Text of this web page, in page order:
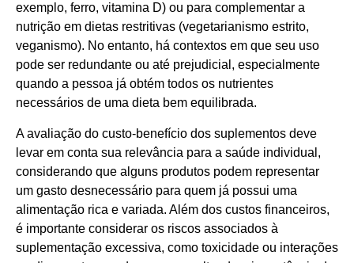
exemplo, ferro, vitamina D) ou para complementar a
nutrição em dietas restritivas (vegetarianismo estrito,
veganismo). No entanto, há contextos em que seu uso
pode ser redundante ou até prejudicial, especialmente
quando a pessoa já obtém todos os nutrientes
necessários de uma dieta bem equilibrada.
A avaliação do custo-benefício dos suplementos deve
levar em conta sua relevância para a saúde individual,
considerando que alguns produtos podem representar
um gasto desnecessário para quem já possui uma
alimentação rica e variada. Além dos custos financeiros,
é importante considerar os riscos associados à
suplementação excessiva, como toxicidade ou interações